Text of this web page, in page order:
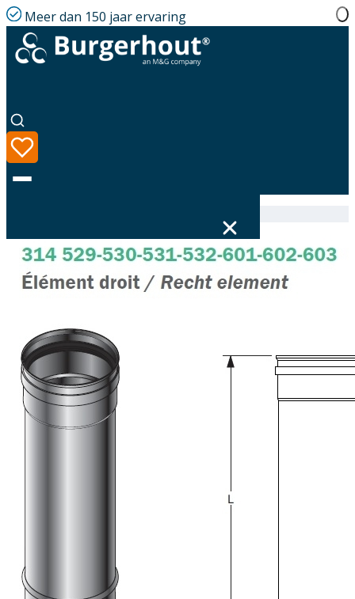
Meer dan 150 jaar ervaring
Taal
Oplossingen
Downloads
Academy